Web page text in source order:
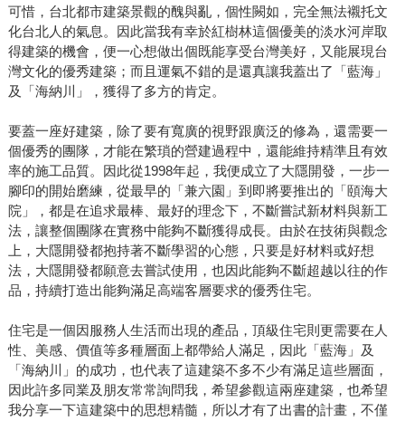
可惜，台北都市建築景觀的醜與亂，個性闕如，完全無法襯托文
化台北人的氣息。因此當我有幸於紅樹林這個優美的淡水河岸取
得建築的機會，便一心想做出個既能享受台灣美好，又能展現台
灣文化的優秀建築；而且運氣不錯的是還真讓我蓋出了「藍海」
及「海納川」，獲得了多方的肯定。
要蓋一座好建築，除了要有寬廣的視野跟廣泛的修為，還需要一
個優秀的團隊，才能在繁瑣的營建過程中，還能維持精準且有效
率的施工品質。因此從1998年起，我便成立了大隱開發，一步一
腳印的開始磨練，從最早的「兼六園」到即將要推出的「頤海大
院」，都是在追求最棒、最好的理念下，不斷嘗試新材料與新工
法，讓整個團隊在實務中能夠不斷獲得成長。由於在技術與觀念
上，大隱開發都抱持著不斷學習的心態，只要是好材料或好想
法，大隱開發都願意去嘗試使用，也因此能夠不斷超越以往的作
品，持續打造出能夠滿足高端客層要求的優秀住宅。
住宅是一個因服務人生活而出現的產品，頂級住宅則更需要在人
性、美感、價值等多種層面上都帶給人滿足，因此「藍海」及
「海納川」的成功，也代表了這建築不多不少有滿足這些層面，
因此許多同業及朋友常常詢問我，希望參觀這兩座建築，也希望
我分享一下這建築中的思想精髓，所以才有了出書的計畫，不僅